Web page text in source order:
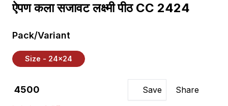
ऐपण कला सजावट लक्ष्मी पीठ CC 2424
Pack/Variant
Size - 24x24
₹ 4500 Save Share